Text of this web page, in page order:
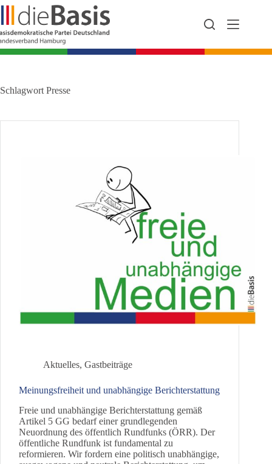
Zum
Inhalt
springen
Schlagwort Presse
Aktuelles, Gastbeiträge
Meinungsfreiheit und unabhängige Berichterstattung
Freie und unabhängige Berichterstattung gemäß
Artikel 5 GG bedarf einer grundlegenden
Neuordnung des öffentlich Rundfunks (ÖRR). Der
öffentliche Rundfunk ist fundamental zu
reformieren. Wir fordern eine politisch unabhängige,